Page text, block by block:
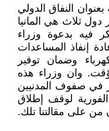
النفاق الدولي
دول ثلاث هي المانيا
فيه بدعوة وزراء
إنفاذ المساعدات
وضمان توفير
وان وزراء هذه
في صفوف المدنيين
لوقف إطلاق
من على مقالتنا تلك.